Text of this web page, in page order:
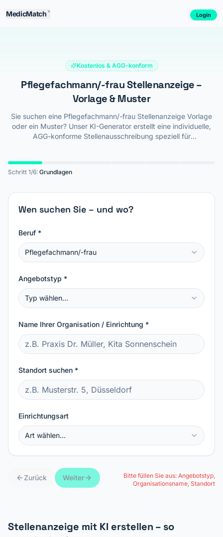
MedicMatch ® Login
Kostenlos & AGG-konform
Pflegefachmann/-frauStellenanzeige –
Vorlage & Muster
Sie suchen eine Pflegefachmann/-frau Stellenanzeige Vorlage
oder ein Muster? Unser KI-Generator erstellt eine individuelle,
AGG-konforme Stellenausschreibung speziell für
Schritt 1/6: Grundlagen
Wen suchen Sie – und wo?
Beruf *
Pflegefachmann/-frau
Angebotstyp *
Typ wählen…
Name Ihrer Organisation / Einrichtung *
Standort suchen *
Einrichtungsart
Art wählen…
Zurück Weiter Bitte füllen Sie aus: Angebotstyp,
Organisationsname, Standort
Stellenanzeige mit KI erstellen – so